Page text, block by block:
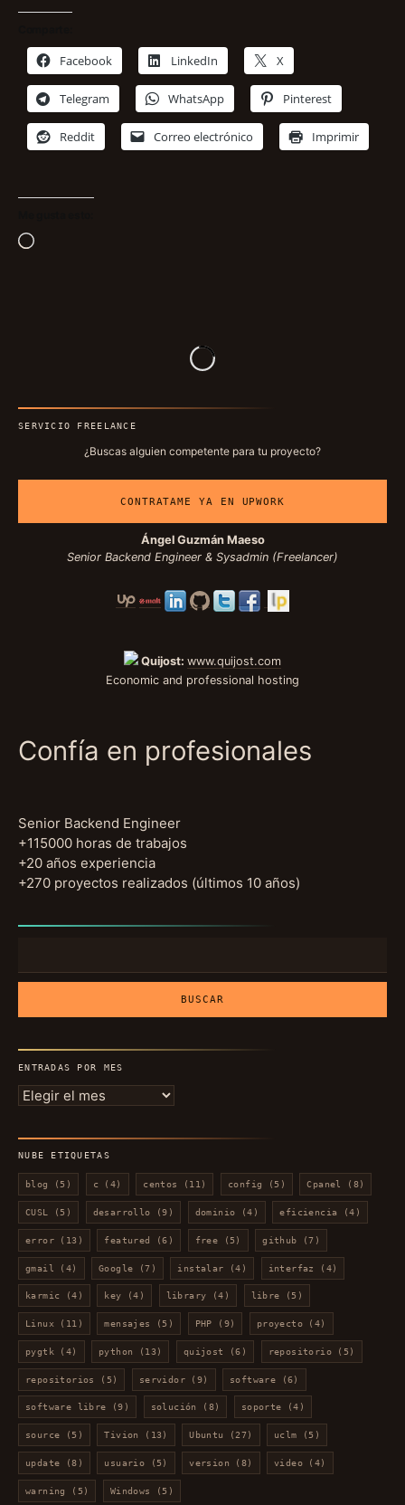
Facebook LinkedIn X
Telegram WhatsApp Pinterest
Reddit Correo electrónico Imprimir
Cargando...
SERVICIO FREELANCE
¿Buscas alguien competente para tu proyecto?
CONTRATAME YA EN UPWORK
Ángel Guzmán Maeso
Senior Backend Engineer & Sysadmin (Freelancer)
Quijost: www.quijost.com
Economic and professional hosting
Confía en profesionales
Senior Backend Engineer
+115000 horas de trabajos
+20 años experiencia
+270 proyectos realizados (últimos 10 años)
ENTRADAS POR MES
Entradas
NUBE ETIQUETAS
blog (5) c (4) centos (11) config (5) Cpanel (8)
CUSL (5) desarrollo (9) dominio (4) eficiencia (4)
error(13) featured (6) free (5) github (7)
gmail (4) Google (7) instalar (4) interfaz (4)
karmic (4) key (4) library (4) libre (5)
Linux (11) mensajes (5) PHP (9) proyecto (4)
pygtk (4) python (13) quijost (6) repositorio (5)
repositorios (5) servidor(9) software (6)
software libre (9) solución (8) soporte (4)
source (5) Tivion (13) Ubuntu (27) uclm (5)
update (8) usuario (5) version (8) video (4)
warning (5) Windows (5)